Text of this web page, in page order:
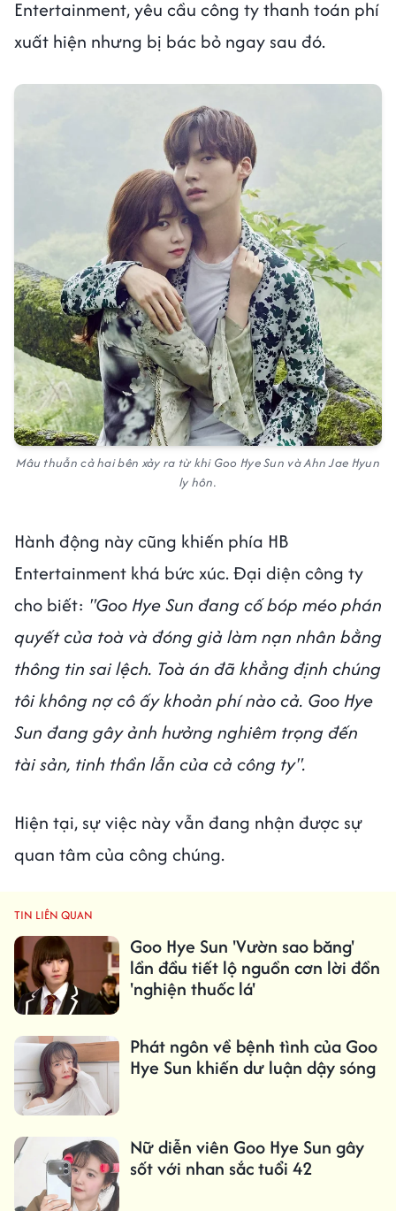
Entertainment, yêu cầu công ty thanh toán phí
xuất hiện nhưng bị bác bỏ ngay sau đó.
Mâu thuẫn cả hai bên xảy ra từ khi Goo Hye Sun và Ahn Jae Hyun
ly hôn.
Hành động này cũng khiến phía HB
Entertainment khá bức xúc. Đại diện công ty
cho biết: "Goo Hye Sun đang cố bóp méo phán
quyết của toà và đóng giả làm nạn nhân bằng
thông tin sai lệch. Toà án đã khẳng định chúng
tôi không nợ cô ấy khoản phí nào cả. Goo Hye
Sun đang gây ảnh hưởng nghiêm trọng đến
tài sản, tinh thần lẫn của cả công ty".
Hiện tại, sự việc này vẫn đang nhận được sự
quan tâm của công chúng.
TIN LIÊN QUAN
Goo Hye Sun 'Vườn sao băng'
lần đầu tiết lộ nguồn cơn lời đồn
'nghiện thuốc lá'
Phát ngôn về bệnh tình của Goo
Hye Sun khiến dư luận dậy sóng
Nữ diễn viên Goo Hye Sun gây
sốt với nhan sắc tuổi 42